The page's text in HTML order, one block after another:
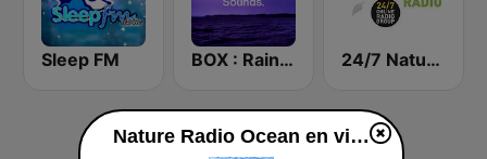
Sleep FM BOX : Rain & Thunder Sounds 24/7 Nature Radio
Nature Radio Ocean en vivo